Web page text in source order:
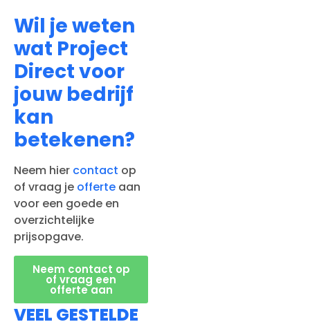
Wil je weten
wat Project
Direct voor
jouw bedrijf
kan
betekenen?
Neem hier contact op
of vraag je offerte aan
voor een goede en
overzichtelijke
prijsopgave.
Neem contact op
of vraag een
offerte aan
VEEL GESTELDE